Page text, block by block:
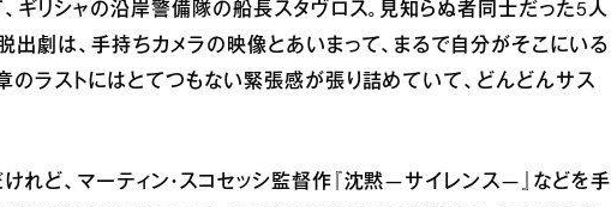
、ギリシャの沿岸警備隊の船長スタヴロス。見知らぬ者同士だった5人
出劇は、手持ちカメラの映像とあいまって、まるで自分がそこにいる
のラストにはとてつもない緊張感が張り詰めていて、どんどんサス
れど、マーティン・スコセッシ監督作『沈黙―サイレンス―』などを手